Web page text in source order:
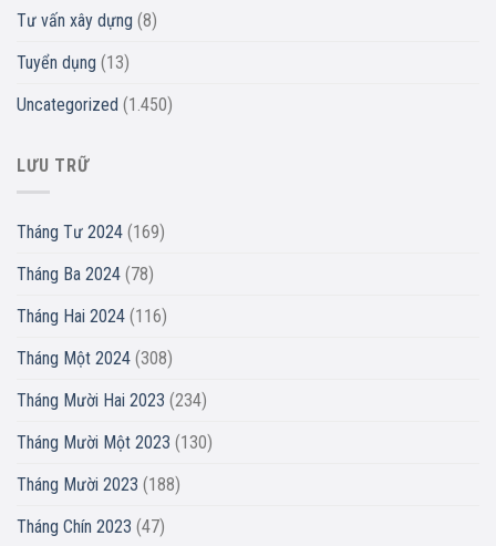
Tư vấn xây dựng (8)
Tuyển dụng (13)
Uncategorized (1.450)
LƯU TRỮ
Tháng Tư 2024 (169)
Tháng Ba 2024 (78)
Tháng Hai 2024 (116)
Tháng Một 2024 (308)
Tháng Mười Hai 2023 (234)
Tháng Mười Một 2023 (130)
Tháng Mười 2023 (188)
Tháng Chín 2023 (47)